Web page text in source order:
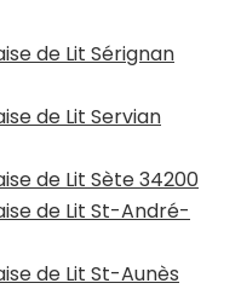
de Lit Sérignan
de Lit Servian
de Lit Sète 34200
de Lit St-André-
de Lit St-Aunès